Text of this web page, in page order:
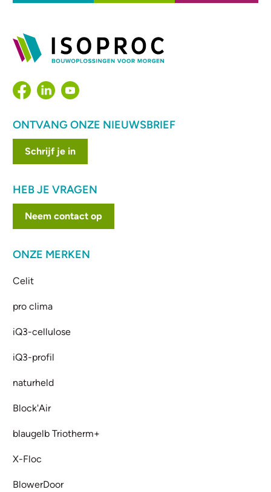
ONTVANG ONZE NIEUWSBRIEF
Schrijf je in
HEB JE VRAGEN
Neem contact op
ONZE MERKEN
Celit
pro clima
iQ3-cellulose
iQ3-profil
naturheld
Block'Air
blaugelb Triotherm+
X-Floc
BlowerDoor